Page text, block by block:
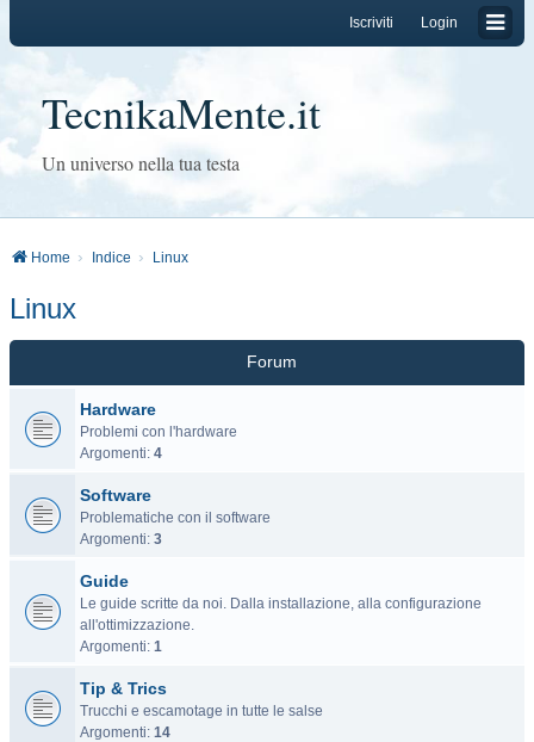
Login
Iscriviti
TecnikaMente.it
Un universo nella tua testa
Home Indice Linux
Linux
Forum
Hardware
Problemi con l'hardware
Argomenti: 4
Software
Problematiche con il software
Argomenti: 3
Guide
Le guide scritte da noi. Dalla installazione, alla configurazione
all'ottimizzazione.
Argomenti: 1
Tip & Trics
Trucchi e escamotage in tutte le salse
Argomenti: 14